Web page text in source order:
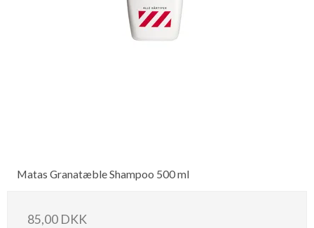
Matas Granatæble Shampoo 500 ml
85,00 DKK